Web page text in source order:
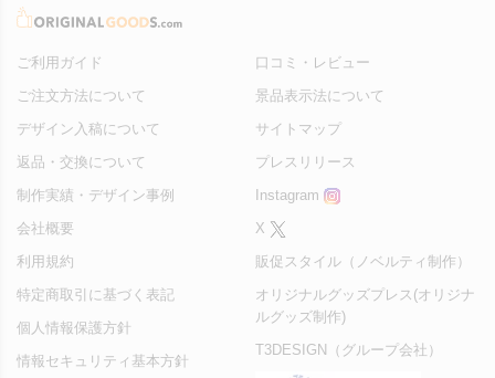
ご利用ガイド
ご注文方法について
デザイン入稿について
返品・交換について
制作実績・デザイン事例
会社概要
利用規約
特定商取引に基づく表記
個人情報保護方針
情報セキュリティ基本方針
口コミ・レビュー
景品表示法について
サイトマップ
プレスリリース
Instagram
X
販促スタイル（ノベルティ制作）
オリジナルグッズプレス(オリジナ
ルグッズ制作)
T3DESIGN（グループ会社）